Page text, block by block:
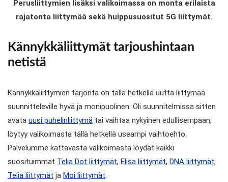
Perusliittymien lisäksi valikoimassa on monta erilaista
rajatonta liittymää sekä huippusuositut 5G liittymät.
Kännykkäliittymät tarjoushintaan
netistä
Kännykkäliittymien tarjonta on tällä hetkellä uutta liittymää
suunnitteleville hyvä ja monipuolinen. Oli suunnitelmissa sitten
avata uusi puhelinliittymä tai vaihtaa nykyinen edullisempaan,
löytyy valikoimasta tällä hetkellä useampi vaihtoehto.
Palvelumme kattavasta valikoimasta löydät kaikki
suosituimmat Telia Dot liittymät, Elisa liittymät, DNA liittymät,
Telia liittymät ja Moi liittymät